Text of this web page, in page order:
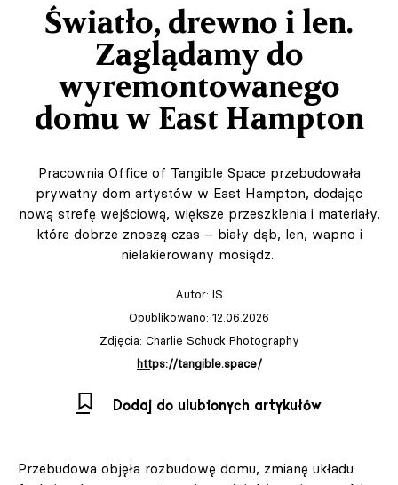
Światło, drewno i len.
Zaglądamy do
wyremontowanego
domu w East Hampton
Pracownia Office of Tangible Space przebudowała
prywatny dom artystów w East Hampton, dodając
nową strefę wejściową, większe przeszklenia i materiały,
które dobrze znoszą czas – biały dąb, len, wapno i
nielakierowany mosiądz.
Autor: IS
Opublikowano: 12.06.2026
Zdjęcia: Charlie Schuck Photography
https://tangible.space/
Dodaj do ulubionych artykułów
Przebudowa objęła rozbudowę domu, zmianę układu